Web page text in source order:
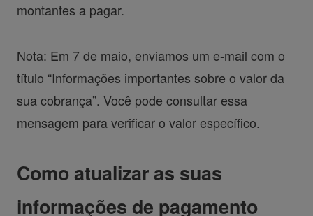
montantes a pagar.
Nota: Em 7 de maio, enviamos um e-mail com o
título “Informações importantes sobre o valor da
sua cobrança”. Você pode consultar essa
mensagem para verificar o valor específico.
Como atualizar as suas
informações de pagamento